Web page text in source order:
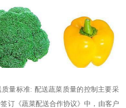
量标准: 配送蔬菜质量的控制主要采
订《蔬菜配送合作协议》中，由客户